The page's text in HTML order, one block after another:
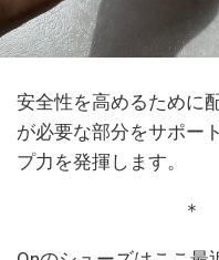
安全性を高めるために
が必要な部分をサポー
プ力を発揮します。